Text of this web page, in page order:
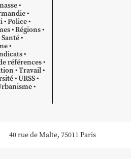
Police
Régions
Santé
références
Travail
URSS
40 rue de Malte, 75011 Paris